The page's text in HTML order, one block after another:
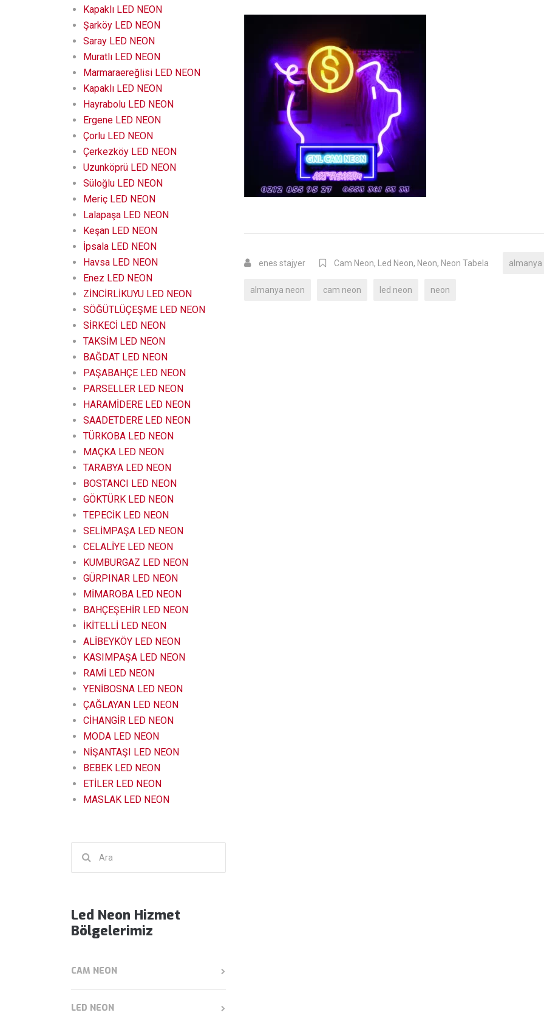
enes stajyer Cam Neon, Led Neon, Neon, Neon Tabela almanya
almanya neon cam neon led neon neon
Kapaklı LED NEON
Şarköy LED NEON
Saray LED NEON
Muratlı LED NEON
Marmaraereğlisi LED NEON
Kapaklı LED NEON
Hayrabolu LED NEON
Ergene LED NEON
Çorlu LED NEON
Çerkezköy LED NEON
Uzunköprü LED NEON
Süloğlu LED NEON
Meriç LED NEON
Lalapaşa LED NEON
Keşan LED NEON
İpsala LED NEON
Havsa LED NEON
Enez LED NEON
ZİNCİRLİKUYU LED NEON
SÖĞÜTLÜÇEŞME LED NEON
SİRKECİ LED NEON
TAKSİM LED NEON
BAĞDAT LED NEON
PAŞABAHÇE LED NEON
PARSELLER LED NEON
HARAMİDERE LED NEON
SAADETDERE LED NEON
TÜRKOBA LED NEON
MAÇKA LED NEON
TARABYA LED NEON
BOSTANCI LED NEON
GÖKTÜRK LED NEON
TEPECİK LED NEON
SELİMPAŞA LED NEON
CELALİYE LED NEON
KUMBURGAZ LED NEON
GÜRPINAR LED NEON
MİMAROBA LED NEON
BAHÇEŞEHİR LED NEON
İKİTELLİ LED NEON
ALİBEYKÖY LED NEON
KASIMPAŞA LED NEON
RAMİ LED NEON
YENİBOSNA LED NEON
ÇAĞLAYAN LED NEON
CİHANGİR LED NEON
MODA LED NEON
NİŞANTAŞI LED NEON
BEBEK LED NEON
ETİLER LED NEON
MASLAK LED NEON
Led Neon Hizmet
Bölgelerimiz
CAM NEON
LED NEON